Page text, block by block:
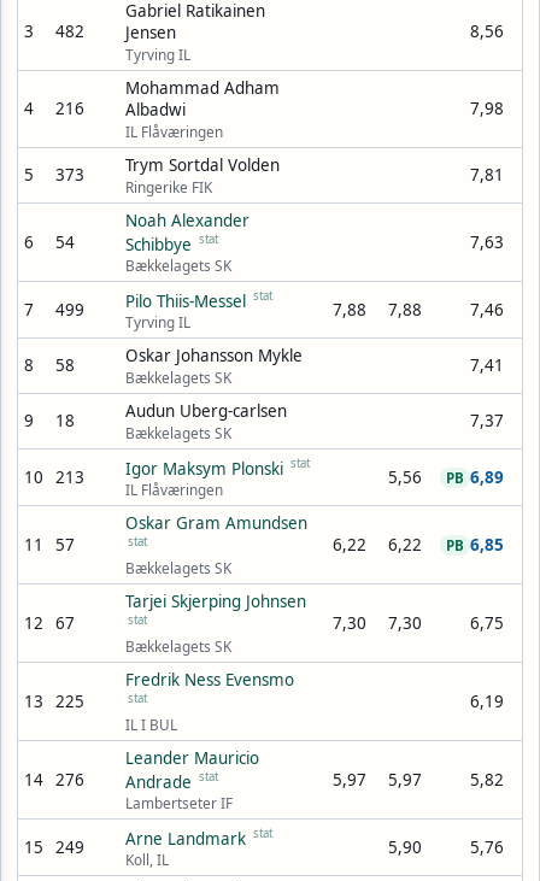
3 482
Gabriel Ratikainen
Jensen
Tyrving IL
8,56
4 216
Mohammad Adham
Albadwi
IL Flåværingen
7,98
5 373 Trym Sortdal Volden
Ringerike FIK
7,81
6 54
Noah Alexander
Schibbye stat
Bækkelagets SK
7,63
7 499 Pilo Thiis-Messel stat
Tyrving IL
7,88 7,88 7,46
8 58 Oskar Johansson Mykle
Bækkelagets SK
7,41
9 18 Audun Uberg-carlsen
Bækkelagets SK
7,37
10 213 Igor Maksym Plonski stat
IL Flåværingen
5,56 6,89
PB
11 57
Oskar Gram Amundsen
stat
Bækkelagets SK
6,22 6,22 6,85
PB
12 67
Tarjei Skjerping Johnsen
stat
Bækkelagets SK
7,30 7,30 6,75
13 225
Fredrik Ness Evensmo
stat
IL I BUL
6,19
14 276
Leander Mauricio
Andrade stat
Lambertseter IF
5,97 5,97 5,82
15 249 Arne Landmark stat
Koll, IL
5,90 5,76